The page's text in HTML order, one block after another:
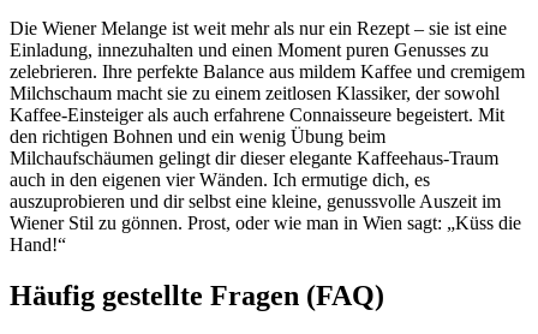
Die Wiener Melange ist weit mehr als nur ein Rezept – sie ist eine
Einladung, innezuhalten und einen Moment puren Genusses zu
zelebrieren. Ihre perfekte Balance aus mildem Kaffee und cremigem
Milchschaum macht sie zu einem zeitlosen Klassiker, der sowohl
Kaffee-Einsteiger als auch erfahrene Connaisseure begeistert. Mit
den richtigen Bohnen und ein wenig Übung beim
Milchaufschäumen gelingt dir dieser elegante Kaffeehaus-Traum
auch in den eigenen vier Wänden. Ich ermutige dich, es
auszuprobieren und dir selbst eine kleine, genussvolle Auszeit im
Wiener Stil zu gönnen. Prost, oder wie man in Wien sagt: „Küss die
Hand!“
Häufig gestellte Fragen (FAQ)